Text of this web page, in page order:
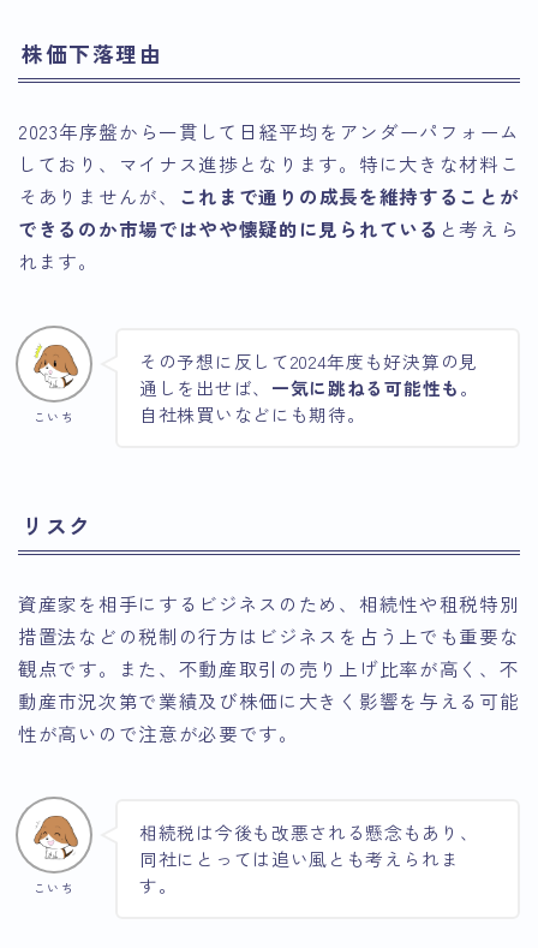
株価下落理由
2023年序盤から一貫して日経平均をアンダーパフォーム
しており、マイナス進捗となります。特に大きな材料こ
そありませんが、
これまで通りの成長を維持することが
できるのか市場ではやや懐疑的に見られている と考えら
れます。
こいち
その予想に反して2024年度も好決算の見
通しを出せば、 一気に跳ねる可能性も。
自社株買いなどにも期待。
リスク
資産家を相手にするビジネスのため、相続性や租税特別
措置法などの税制の行方はビジネスを占う上でも重要な
観点です。また、不動産取引の売り上げ比率が高く、不
動産市況次第で業績及び株価に大きく影響を与える可能
性が高いので注意が必要です。
こいち
相続税は今後も改悪される懸念もあり、
同社にとっては追い風とも考えられま
す。